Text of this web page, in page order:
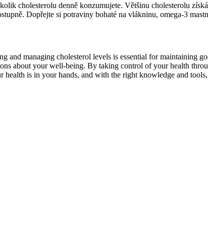
cholesterolu denně konzumujete. Většinu cholesterolu
Dopřejte si potraviny ⁤bohaté⁤ na vlákninu, omega-3
and managing cholesterol levels is essential for‍ maintaining
about your well-being. By taking⁣ control of your health
health is in your hands, ‍and with​ the right knowledge and